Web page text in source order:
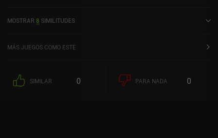
MOSTRAR 8 SIMILITUDES
MÁS JUEGOS COMO ESTE
SIMILAR 0 PARA NADA 0